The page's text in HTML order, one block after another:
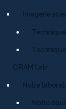
Imagerie
CIRAM Lab
Notre
Notre